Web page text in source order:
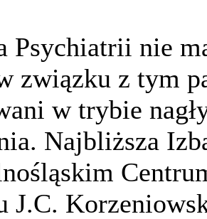
Psychiatrii nie
związku z tym
w trybie
Najbliższa
J.C.